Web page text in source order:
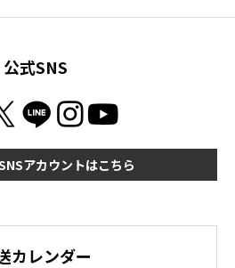
公式SNS
アカウントはこちら
カレンダー